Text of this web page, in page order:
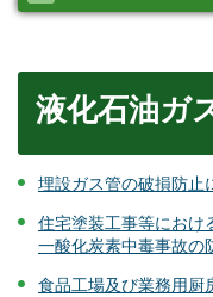
液化石油ガ
埋設ガス管の破損防止
住宅塗装工事等におけ
一酸化炭素中毒事故の
食品工場及び業務用厨